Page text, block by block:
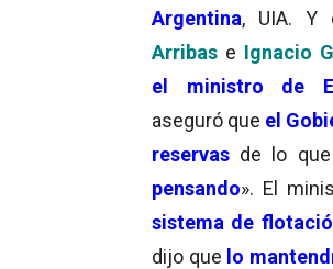
Argentina, UIA. Y
Arribas e Ignacio
el ministro de
aseguró que el
reservas de lo que
pensando». El
sistema de
dijo que lo